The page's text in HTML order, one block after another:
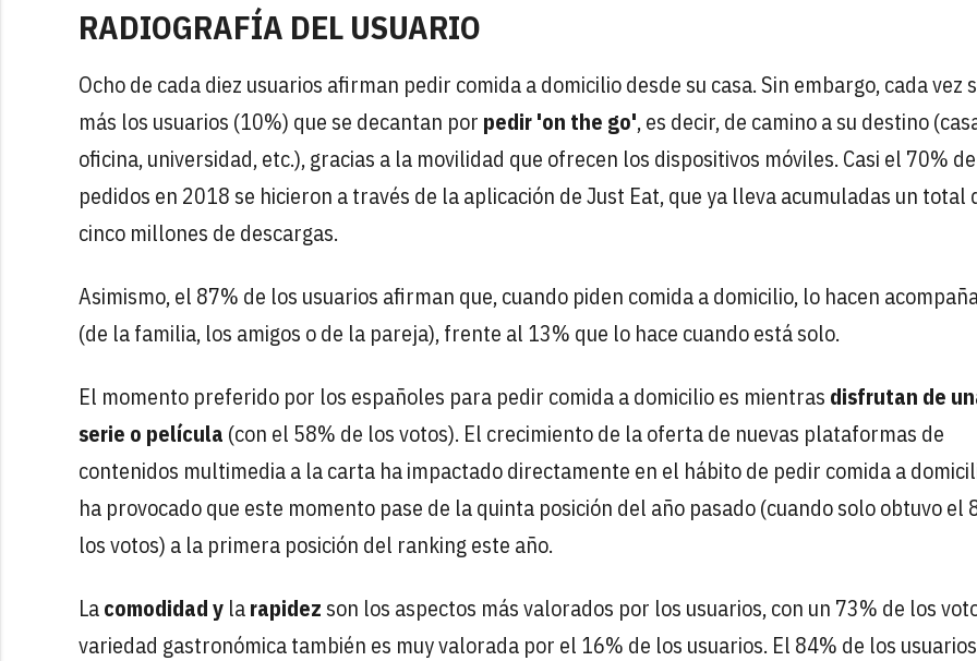
RADIOGRAFÍA DEL USUARIO
Ocho de cada diez usuarios afirman pedir comida a domicilio desde su casa. Sin embargo, cada vez
más los usuarios (10%) que se decantan por pedir 'on the go', es decir, de camino a su destino
oficina, universidad, etc.), gracias a la movilidad que ofrecen los dispositivos móviles. Casi el 70%
pedidos en 2018 se hicieron a través de la aplicación de Just Eat, que ya lleva acumuladas un total
cinco millones de descargas.
Asimismo, el 87% de los usuarios afirman que, cuando piden comida a domicilio, lo hacen
(de la familia, los amigos o de la pareja), frente al 13% que lo hace cuando está solo.
El momento preferido por los españoles para pedir comida a domicilio es mientras disfrutan de
serie o película (con el 58% de los votos). El crecimiento de la oferta de nuevas plataformas de
contenidos multimedia a la carta ha impactado directamente en el hábito de pedir comida a
ha provocado que este momento pase de la quinta posición del año pasado (cuando solo obtuvo el
los votos) a la primera posición del ranking este año.
Lacomodidad y larapidez son los aspectos más valorados por los usuarios, con un 73% de los
variedad gastronómica también es muy valorada por el 16% de los usuarios. El 84% de los usuarios